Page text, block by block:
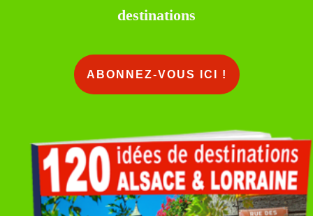
destinations
ABONNEZ-VOUS ICI !